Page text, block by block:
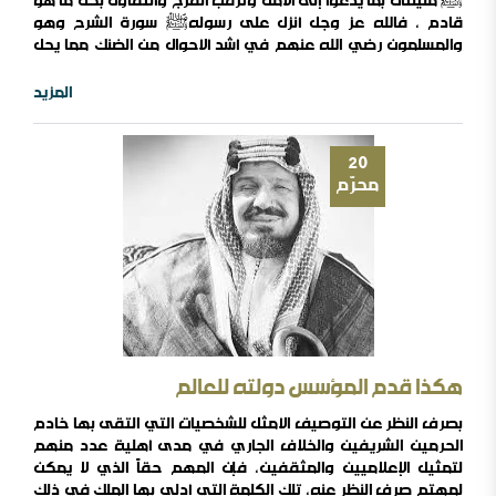
قادم ، فالله عز وجل أنزل على رسولهﷺ سورة الشرح وهو
والمسلمون رضي الله عنهم في أشد ألأحوال من الضنك مما يحل
الكريمﷺ(ألم نشرح لك صدرك (١)ووضعنا عنك وزرك(٢) الذي أنقض
المزيد
20
محرّم
هكذا قدم المؤسس دولته للعالم
بصرف النظر عن التوصيف الأمثل للشخصيات التي التقى بها خادم
الحرمين الشريفين والخلاف الجاري في مدى أهلية عدد منهم
لتمثيل الإعلاميين والمثقفين، فإن المهم حقاً الذي لا يمكن
لمهتم صرف النظر عنه، تلك الكلمة التي أدلى بها الملك في ذلك
أين السلفية من الانفصاليين في اليمن